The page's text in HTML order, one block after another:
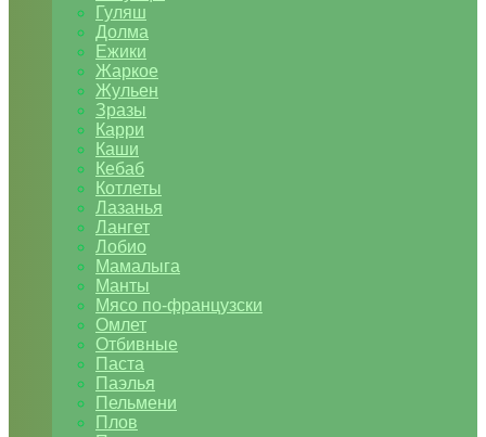
Гуляш
Долма
Ежики
Жаркое
Жульен
Зразы
Карри
Каши
Кебаб
Котлеты
Лазанья
Лангет
Лобио
Мамалыга
Манты
Мясо по-французски
Омлет
Отбивные
Паста
Паэлья
Пельмени
Плов